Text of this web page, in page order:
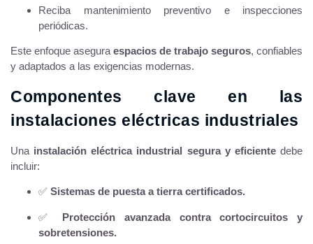
Reciba mantenimiento preventivo e inspecciones
periódicas.
Este enfoque asegura espacios de trabajo seguros, confiables
y adaptados a las exigencias modernas.
Componentes clave en las
instalaciones eléctricas industriales
Una instalación eléctrica industrial segura y eficientedebe
incluir:
✅ Sistemas de puesta a tierra certificados.
✅ Protección avanzada contra cortocircuitos y
sobretensiones.